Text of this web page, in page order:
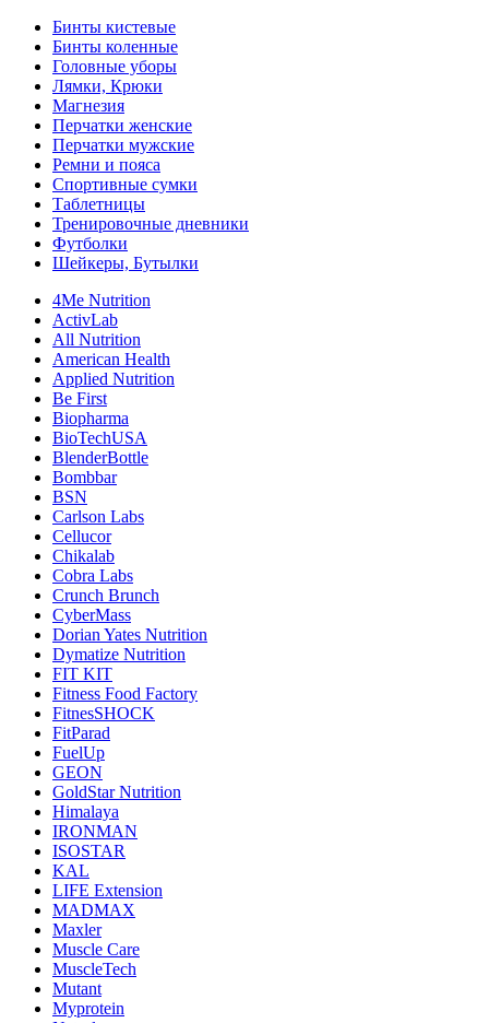
Бинты кистевые
Бинты коленные
Головные уборы
Лямки, Крюки
Магнезия
Перчатки женские
Перчатки мужские
Ремни и пояса
Спортивные сумки
Таблетницы
Тренировочные дневники
Футболки
Шейкеры, Бутылки
4Me Nutrition
ActivLab
All Nutrition
American Health
Applied Nutrition
Be First
Biopharma
BioTechUSA
BlenderBottle
Bombbar
BSN
Carlson Labs
Cellucor
Chikalab
Cobra Labs
Crunch Brunch
CyberMass
Dorian Yates Nutrition
Dymatize Nutrition
FIT KIT
Fitness Food Factory
FitnesSHOCK
FitParad
FuelUp
GEON
GoldStar Nutrition
Himalaya
IRONMAN
ISOSTAR
KAL
LIFE Extension
MADMAX
Maxler
Muscle Care
MuscleTech
Mutant
Myprotein